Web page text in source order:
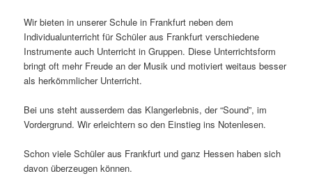
Wir bieten in unserer Schule in Frankfurt neben dem
Individualunterricht für Schüler aus Frankfurt verschiedene
Instrumente auch Unterricht in Gruppen. Diese Unterrichtsform
bringt oft mehr Freude an der Musik und motiviert weitaus besser
als herkömmlicher Unterricht.
Bei uns steht ausserdem das Klangerlebnis, der “Sound”, im
Vordergrund. Wir erleichtern so den Einstieg ins Notenlesen.
Schon viele Schüler aus Frankfurt und ganz Hessen haben sich
davon überzeugen können.